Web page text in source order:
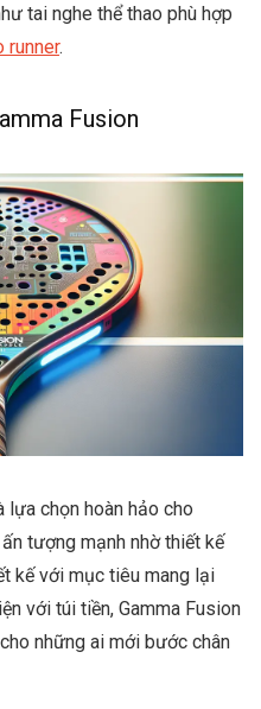
tai nghe thể thao phù hợp
runner.
Fusion
lựa chọn hoàn hảo cho
tượng mạnh nhờ thiết kế
kế với mục tiêu mang lại
với túi tiền, Gamma Fusion
những ai mới bước chân